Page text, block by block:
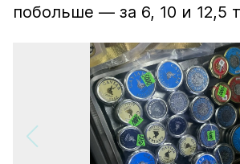
побольше — за 6, 10 и 12,5